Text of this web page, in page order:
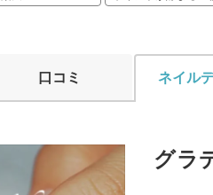
口コミ ネイル
グラ